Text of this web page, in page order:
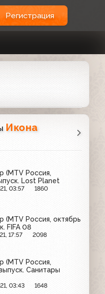
Регистрация
Икона
(MTV Россия,
Lost Planet
03:57 1860
(MTV Россия, октябрь
FIFA 08
17:57 2098
(MTV Россия,
Санитары
03:43 1648